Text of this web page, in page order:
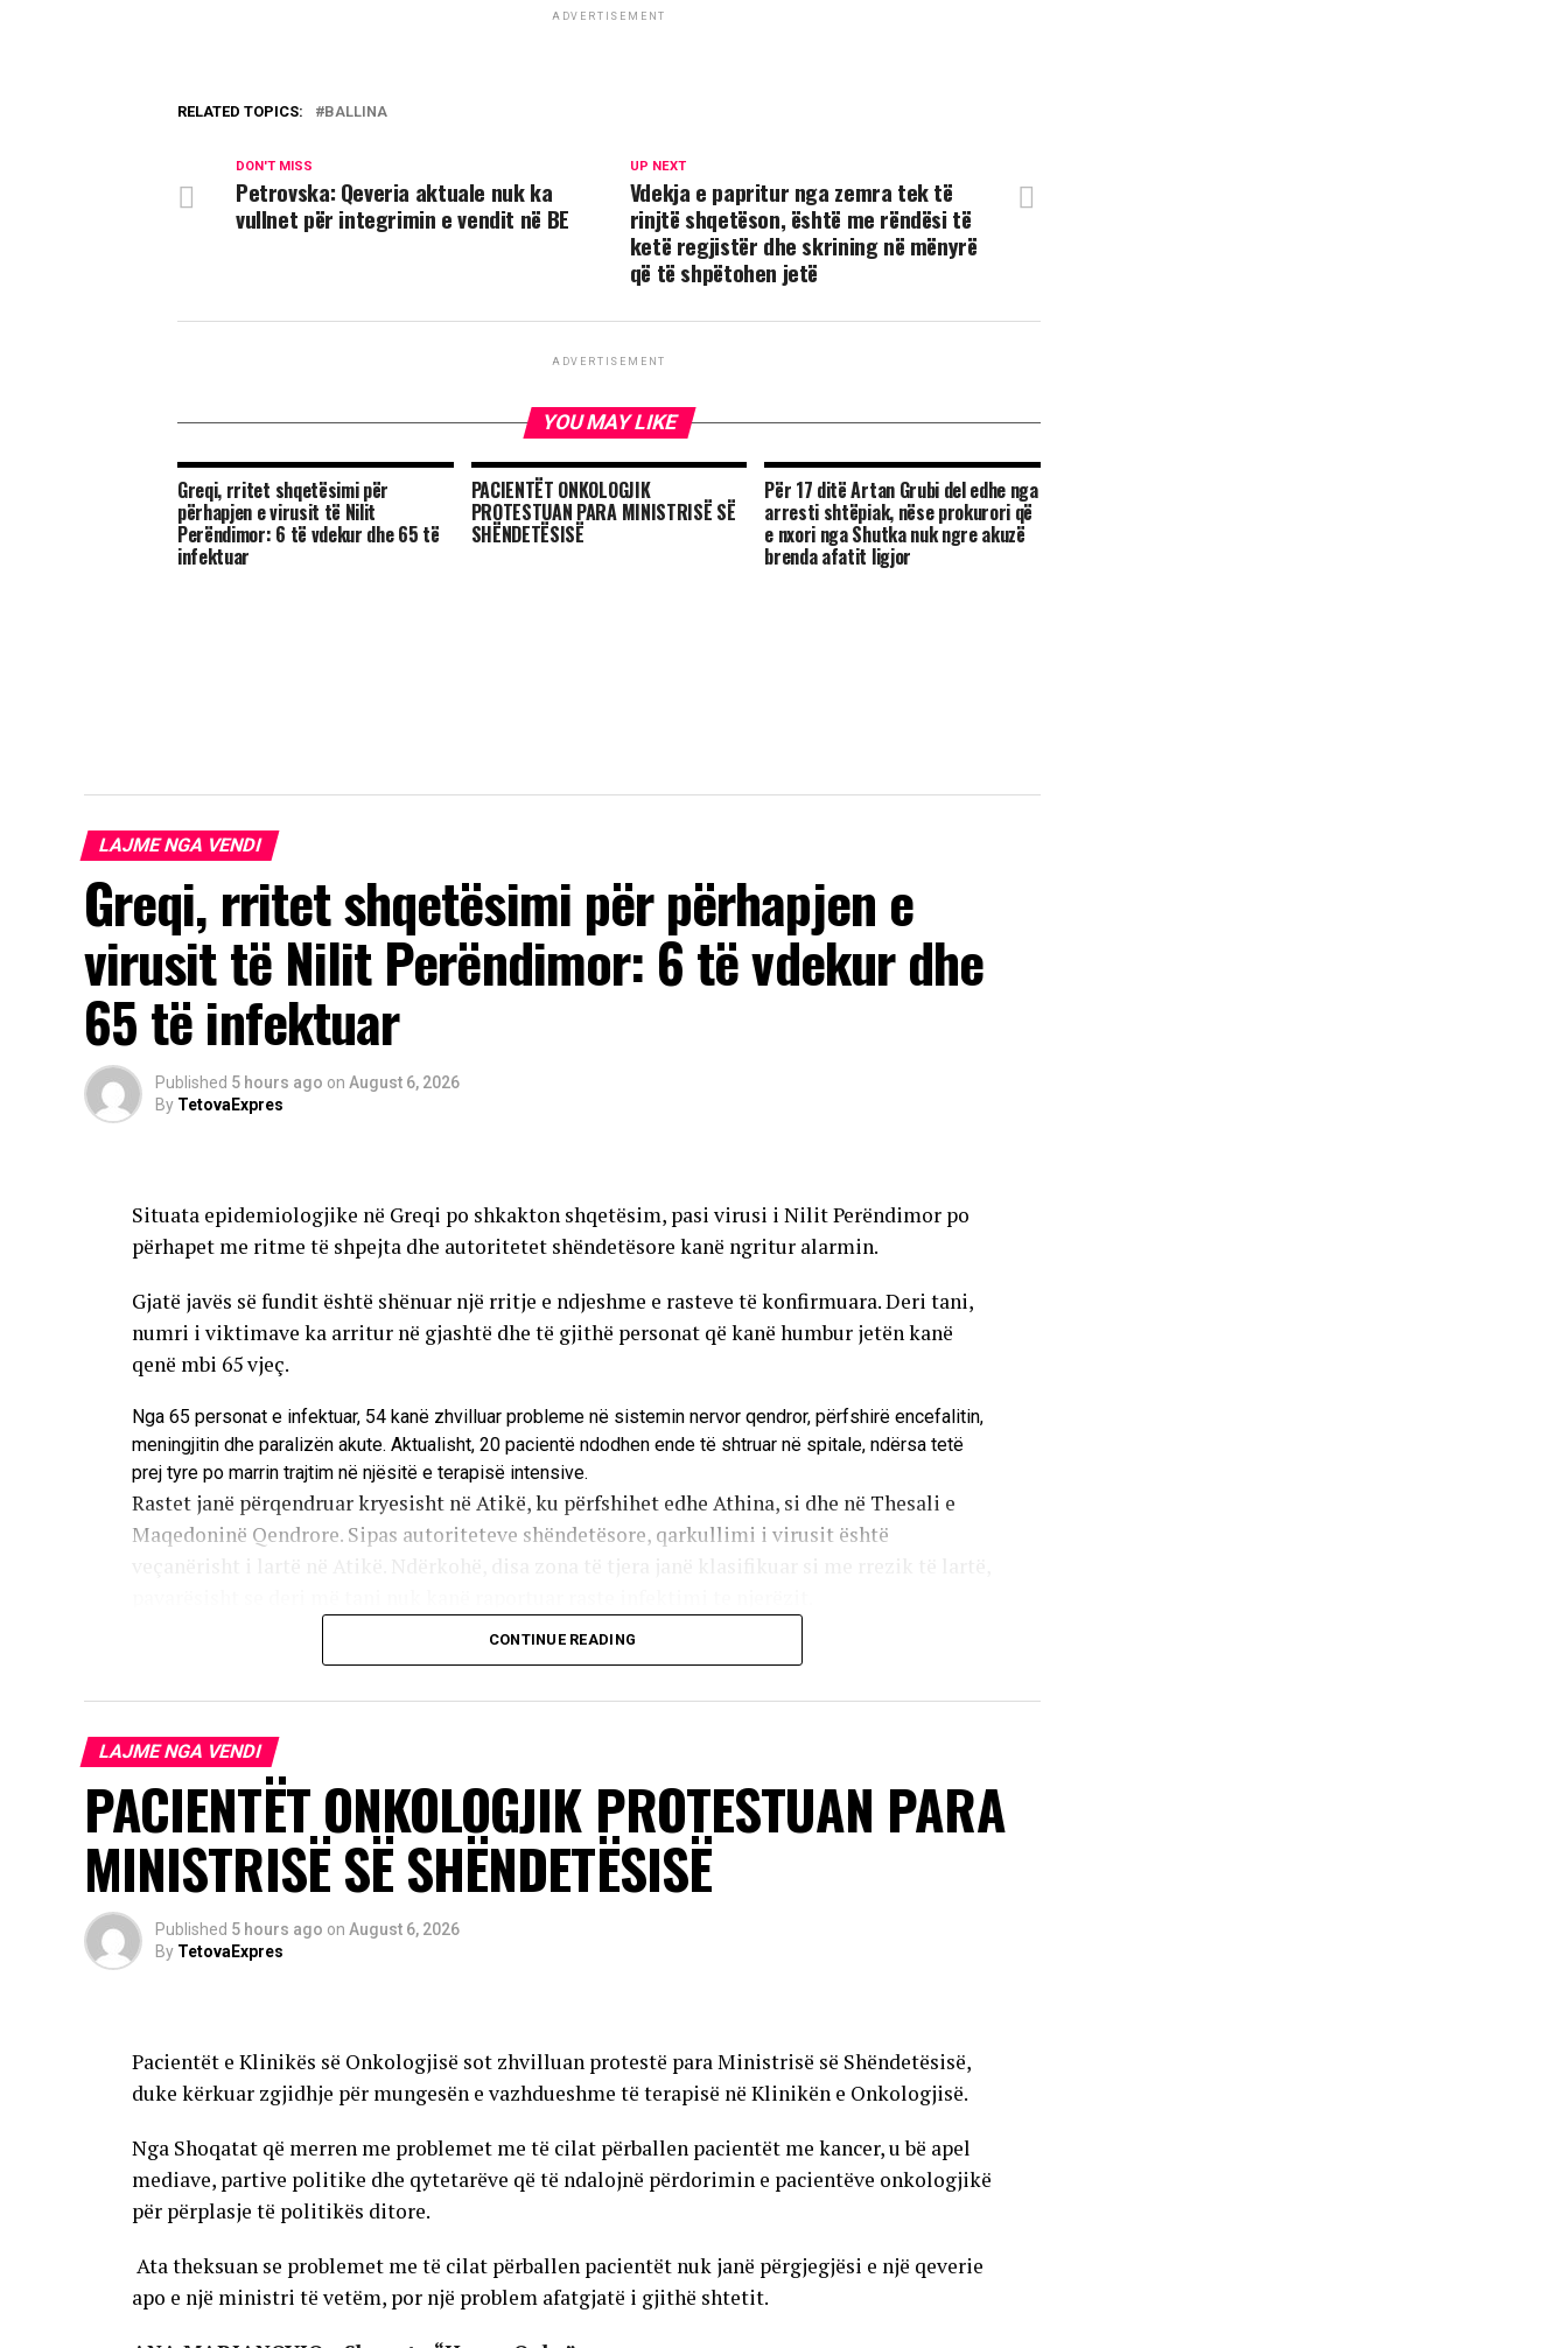
ADVERTISEMENT
RELATED TOPICS: BALLINA
UP NEXT
Vdekja e papritur nga zemra tek të
rinjtë shqetëson, është me rëndësi të
ketë regjistër dhe skrining në mënyrë
që të shpëtohen jetë
DON'T MISS
Petrovska: Qeveria aktuale nuk ka
vullnet për integrimin e vendit në BE
ADVERTISEMENT
YOU MAY LIKE
Greqi, rritet shqetësimi për
përhapjen e virusit të Nilit
Perëndimor: 6 të vdekur dhe 65 të
infektuar
PACIENTËT ONKOLOGJIK
PROTESTUAN PARA MINISTRISË SË
SHËNDETËSISË
Për 17 ditë Artan Grubi del edhe nga
arresti shtëpiak, nëse prokurori që
e nxori nga Shutka nuk ngre akuzë
brenda afatit ligjor
LAJME NGA VENDI
Greqi, rritet shqetësimi për përhapjen e
virusit të Nilit Perëndimor: 6 të vdekur dhe
65 të infektuar
Published 5 hours ago on August 6, 2026
By TetovaExpres
Situata epidemiologjike në Greqi po shkakton shqetësim, pasi virusi i Nilit Perëndimor po
përhapet me ritme të shpejta dhe autoritetet shëndetësore kanë ngritur alarmin.
Gjatë javës së fundit është shënuar një rritje e ndjeshme e rasteve të konfirmuara. Deri tani,
numri i viktimave ka arritur në gjashtë dhe të gjithë personat që kanë humbur jetën kanë
qenë mbi 65 vjeç.
Nga 65 personat e infektuar, 54 kanë zhvilluar probleme në sistemin nervor qendror, përfshirë encefalitin,
meningjitin dhe paralizën akute. Aktualisht, 20 pacientë ndodhen ende të shtruar në spitale, ndërsa tetë
prej tyre po marrin trajtim në njësitë e terapisë intensive.
Rastet janë përqendruar kryesisht në Atikë, ku përfshihet edhe Athina, si dhe në Thesali e
Maqedoninë Qendrore. Sipas autoriteteve shëndetësore, qarkullimi i virusit është
Infeksioni transmetohet kryesisht përmes pickimit të mushkonjave që mbartin virusin. Këto
më e madhe e të tjerëve shfaqin një formë të lehtë të sëmundjes, të ngjashme me gripin. Më
pak se një për qind e të prekurve zhvillojnë komplikacione të rënda neurologjike.
Rreziku më i madh u kanoset të moshuarve, personave që vuajnë nga sëmundje kronike dhe individëve
me imunitet të dobësuar.
Autoritetet kanë bërë të ditur se sezoni i transmetimit nuk ka përfunduar ende dhe se raste
të reja mund të shfaqen edhe në rajone të tjera të vendit.
CONTINUE READING
LAJME NGA VENDI
PACIENTËT ONKOLOGJIK PROTESTUAN PARA
MINISTRISË SË SHËNDETËSISË
Published 5 hours ago on August 6, 2026
By TetovaExpres
Pacientët e Klinikës së Onkologjisë sot zhvilluan protestë para Ministrisë së Shëndetësisë,
duke kërkuar zgjidhje për mungesën e vazhdueshme të terapisë në Klinikën e Onkologjisë.
Nga Shoqatat që merren me problemet me të cilat përballen pacientët me kancer, u bë apel
mediave, partive politike dhe qytetarëve që të ndalojnë përdorimin e pacientëve onkologjikë
për përplasje të politikës ditore.
Ata theksuan se problemet me të cilat përballen pacientët nuk janë përgjegjësi e një qeverie
apo e një ministri të vetëm, por një problem afatgjatë i gjithë shtetit.